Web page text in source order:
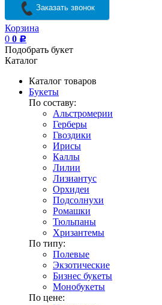
Заказать звонок
Корзина
0 0 Р
Подобрать букет
Каталог
Каталог товаров
Букеты
По составу:
Альстромерии
Герберы
Гвоздики
Ирисы
Каллы
Лилии
Лизиантус
Орхидеи
Подсолнухи
Ромашки
Тюльпаны
Хризантемы
По типу:
Полевые
Экзотические
Бизнес букеты
Монобукеты
По цене: